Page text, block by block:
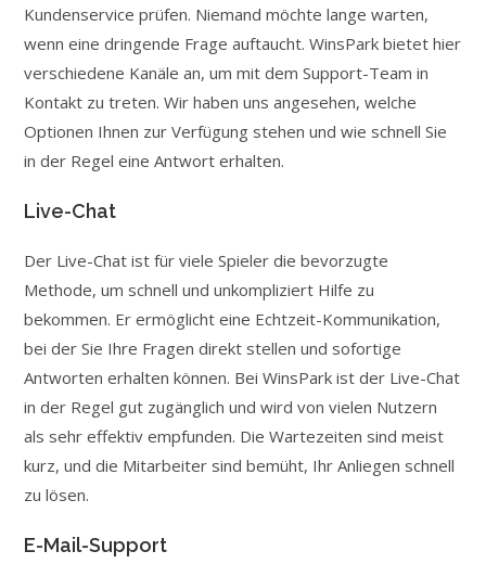
Kundenservice prüfen. Niemand möchte lange warten,
wenn eine dringende Frage auftaucht. WinsPark bietet hier
verschiedene Kanäle an, um mit dem Support-Team in
Kontakt zu treten. Wir haben uns angesehen, welche
Optionen Ihnen zur Verfügung stehen und wie schnell Sie
in der Regel eine Antwort erhalten.
Live-Chat
Der Live-Chat ist für viele Spieler die bevorzugte
Methode, um schnell und unkompliziert Hilfe zu
bekommen. Er ermöglicht eine Echtzeit-Kommunikation,
bei der Sie Ihre Fragen direkt stellen und sofortige
Antworten erhalten können. Bei WinsPark ist der Live-Chat
in der Regel gut zugänglich und wird von vielen Nutzern
als sehr effektiv empfunden. Die Wartezeiten sind meist
kurz, und die Mitarbeiter sind bemüht, Ihr Anliegen schnell
zu lösen.
E-Mail-Support